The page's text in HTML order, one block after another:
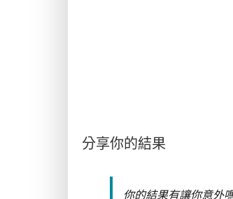
分享你的結果
你的結果有讓你意外